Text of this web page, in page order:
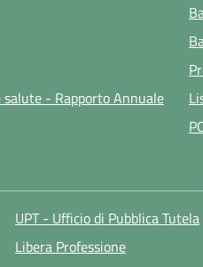
salute - Rapporto Annuale
UPT - Ufficio di Pubblica Tutela
Libera Professione